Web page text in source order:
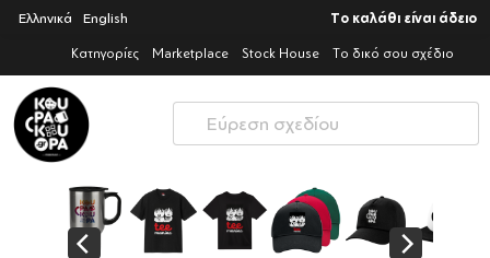
Ελληνικά English Το καλάθι είναι άδειο
Κατηγορίες Marketplace Stock House Το δικό σου σχέδιο